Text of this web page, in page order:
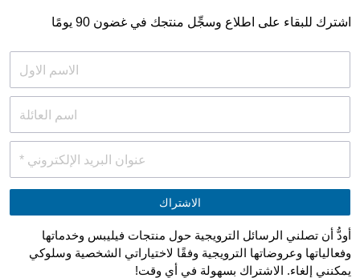
اشترك للبقاء على اطلاع وسجِّل منتجك في غضون 90 يومًا
الاسم الاول
اسم العائلة
عنوان البريد الإلكتروني *
أودُّ أن تصلني الرسائل الترويجية حول منتجات فيليبس وخدماتها
وفعالياتها وعروضاتها الترويجية وفقًا لاختياراتي الشخصية وسلوكي
يمكنني إلغاء. الاشتراك بسهولة في أي وقت!